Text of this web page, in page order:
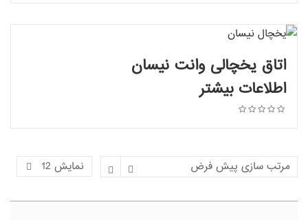
اطلاعات بیشتر
اتاق یخچالی وانت نیسان
اطلاعات بیشتر
نمایش 12